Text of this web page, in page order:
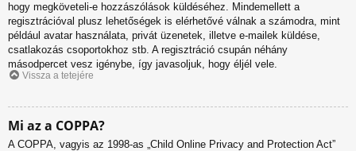
hogy megköveteli-e hozzászólások küldéséhez. Mindemellett a
regisztrációval plusz lehetőségek is elérhetővé válnak a számodra, mint
például avatar használata, privát üzenetek, illetve e-mailek küldése,
csatlakozás csoportokhoz stb. A regisztráció csupán néhány
másodpercet vesz igénybe, így javasoljuk, hogy éljél vele.
Vissza a tetejére
Mi az a COPPA?
A COPPA, vagyis az 1998-as „Child Online Privacy and Protection Act”